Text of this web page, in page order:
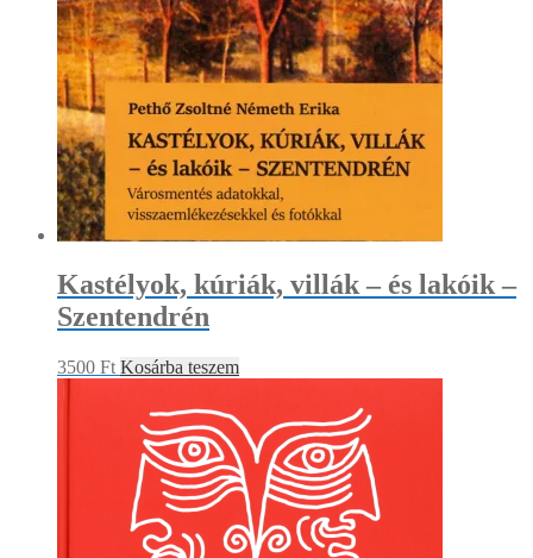
Kastélyok, kúriák, villák – és lakóik –
Szentendrén
3500 Ft Kosárba teszem